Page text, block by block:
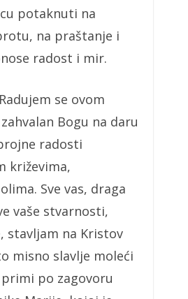
potaknuti na
na praštanje i
radost i mir.
se ovom
Bogu na daru
radosti
križevima,
Sve vas, draga
vaše stvarnosti,
stavljam na Kristov
misno slavlje moleći
po zagovoru